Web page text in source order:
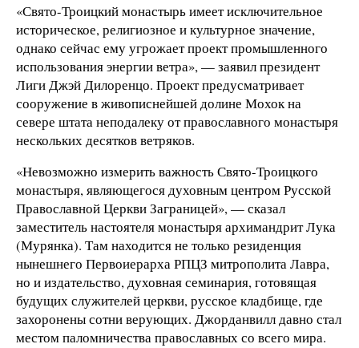
«Свято-Троицкий монастырь имеет исключительное
историческое, религиозное и культурное значение,
однако сейчас ему угрожает проект промышленного
использования энергии ветра», — заявил президент
Лиги Джэй Дилоренцо. Проект предусматривает
сооружение в живописнейшей долине Мохок на
севере штата неподалеку от православного монастыря
нескольких десятков ветряков.
«Невозможно измерить важность Свято-Троицкого
монастыря, являющегося духовным центром Русской
Православной Церкви Заграницей», — сказал
заместитель настоятеля монастыря архимандрит Лука
(Мурянка). Там находится не только резиденция
нынешнего Первоиерарха РПЦЗ митрополита Лавра,
но и издательство, духовная семинария, готовящая
будущих служителей церкви, русское кладбище, где
захоронены сотни верующих. Джорданвилл давно стал
местом паломничества православных со всего мира.